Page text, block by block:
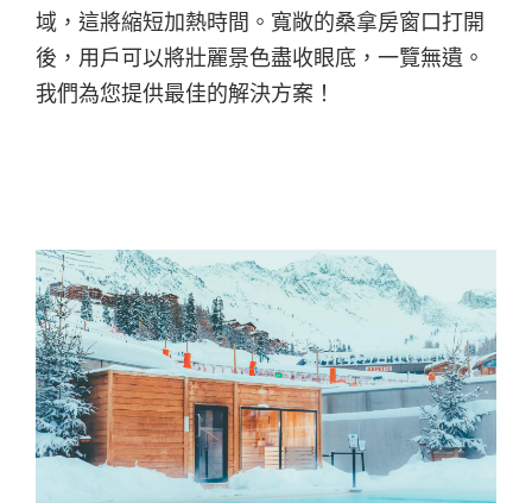
域，這將縮短加熱時間。寬敞的桑拿房窗口打開
後，用戶可以將壯麗景色盡收眼底，一覽無遺。
我們為您提供最佳的解決方案！